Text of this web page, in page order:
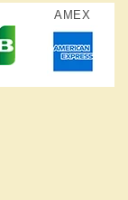
AMEX